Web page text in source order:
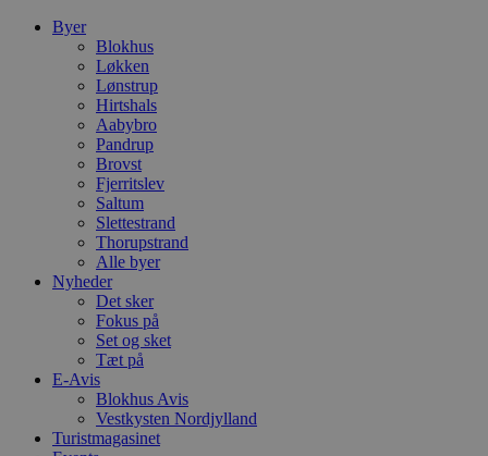
Byer
Blokhus
Løkken
Lønstrup
Hirtshals
Aabybro
Pandrup
Brovst
Fjerritslev
Saltum
Slettestrand
Thorupstrand
Alle byer
Nyheder
Det sker
Fokus på
Set og sket
Tæt på
E-Avis
Blokhus Avis
Vestkysten Nordjylland
Turistmagasinet